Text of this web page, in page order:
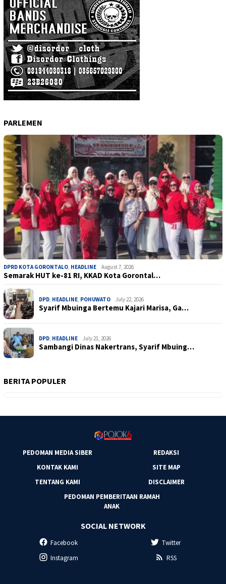
PARLEMEN
DPRD KOTA GORONTALO, HEADLINE August 7, 2026
Semarak HUT ke-81 RI, KKAD Kota Gorontal…
DPD, HEADLINE, POHUWATO July 22, 2026
Syarif Mbuinga Bertemu Kajari Marisa, Ga…
DPD, HEADLINE July 21, 2026
Sambangi Dinas Nakertrans, Syarif Mbuing…
BERITA POPULER
PEDOMAN MEDIA SIBER
REDAKSI
KONTAK KAMI
SITE MAP
TENTANG KAMI
DISCLAIMER
PEDOMAN PEMBERITAAN RAMAH
ANAK
SOCIAL NETWORK
Facebook
Twitter
Instagram
RSS